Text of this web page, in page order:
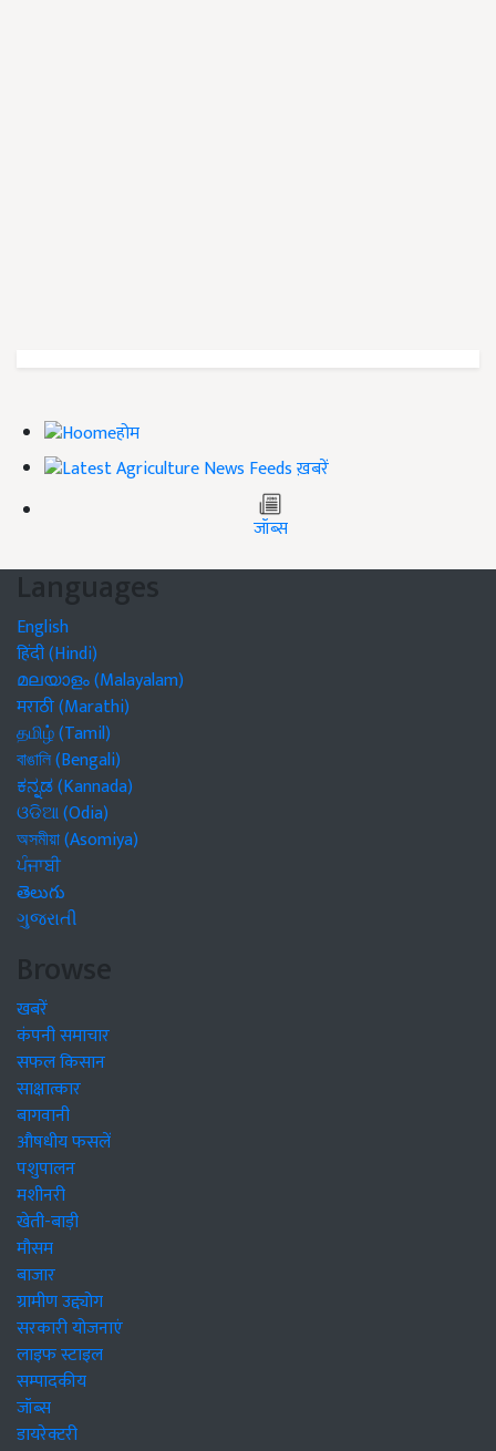
होम
ख़बरें
जॉब्स
Languages
English
हिंदी (Hindi)
മലയാളം (Malayalam)
मराठी (Marathi)
தமிழ் (Tamil)
বাঙালি (Bengali)
ಕನ್ನಡ (Kannada)
ଓଡିଆ (Odia)
অসমীয়া (Asomiya)
ਪੰਜਾਬੀ
తెలుగు
ગુજરાતી
Browse
खबरें
कंपनी समाचार
सफल किसान
साक्षात्कार
बागवानी
औषधीय फसलें
पशुपालन
मशीनरी
खेती-बाड़ी
मौसम
बाजार
ग्रामीण उद्द्योग
सरकारी योजनाएं
लाइफ स्टाइल
सम्पादकीय
जॉब्स
डायरेक्टरी